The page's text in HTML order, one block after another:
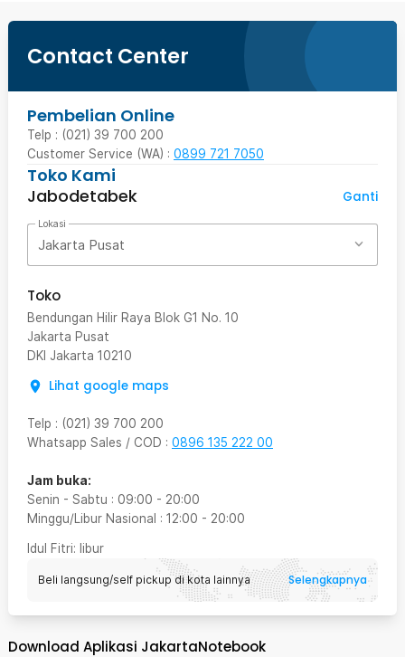
Contact Center
Pembelian Online
Telp : (021) 39 700 200
Customer Service (WA) : 0899 721 7050
Toko Kami
Jabodetabek
Ganti
Lokasi
Jakarta Pusat
Toko
Bendungan Hilir Raya Blok G1 No. 10
Jakarta Pusat
DKI Jakarta 10210
Lihat google maps
Telp : (021) 39 700 200
Whatsapp Sales / COD : 0896 135 222 00
Jam buka:
Senin - Sabtu : 09:00 - 20:00
Minggu/Libur Nasional : 12:00 - 20:00
Idul Fitri: libur
Beli langsung/self pickup di kota lainnya Selengkapnya
Download Aplikasi JakartaNotebook